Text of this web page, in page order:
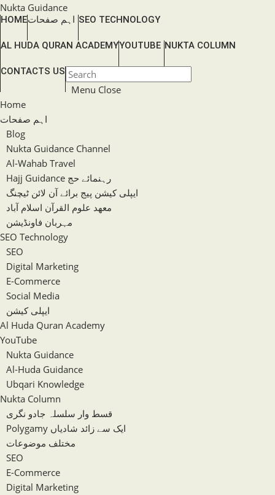
Skip
to
Nukta Guidance
HOMEاہم صفحات SEO TECHNOLOGY
AL HUDA QURAN ACADEMYYOUTUBE NUKTA COLUMN
CONTACTS USTOGGLE
WEBSITE
SEARCH
Menu Close
Home
اہم صفحات
Blog
Nukta Guidance Channel
Al-Wahab Travel
Hajj Guidance رہنمائے حج
ایپلی کیشن پیج برائے آن لائن ٹیچنگ
معھد علوم القرآن اسلام آباد
مہربان فاونڈیشن
SEO Technology
SEO
Digital Marketing
E-Commerce
Social Media
ایپلی کیشن
Al Huda Quran Academy
YouTube
Nukta Guidance
Al-Huda Guidance
Ubqari Knowledge
Nukta Column
قسط وار سلسلہ جادو نگری
Polygamy ایک سے زائد شادیاں
مختلف موضوعات
SEO
E-Commerce
Digital Marketing